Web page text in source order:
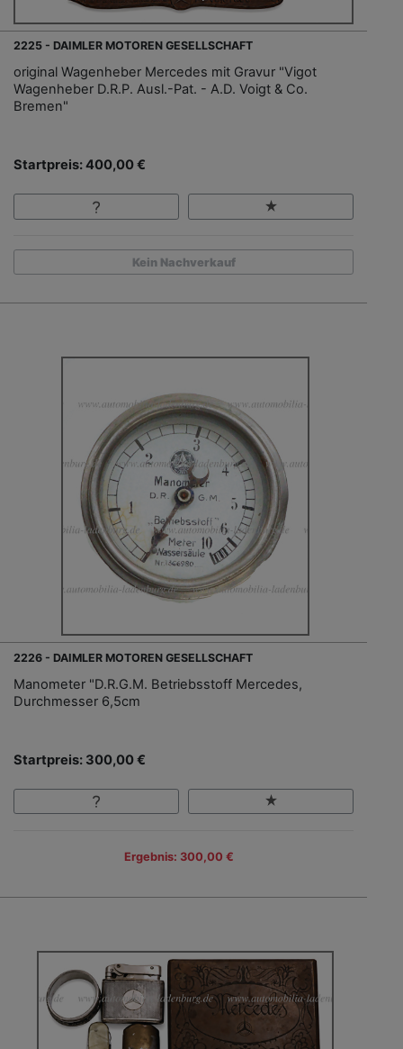
2225 - DAIMLER MOTOREN GESELLSCHAFT
original Wagenheber Mercedes mit Gravur "Vigot
Wagenheber D.R.P. Ausl.-Pat. - A.D. Voigt & Co.
Bremen"
Startpreis: 400,00 €
Kein Nachverkauf
2226 - DAIMLER MOTOREN GESELLSCHAFT
Manometer "D.R.G.M. Betriebsstoff Mercedes,
Durchmesser 6,5cm
Startpreis: 300,00 €
Ergebnis: 300,00 €